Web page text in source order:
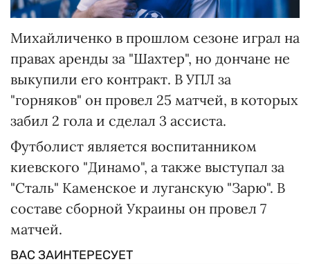
Михайличенко в прошлом сезоне играл на
правах аренды за "Шахтер", но дончане не
выкупили его контракт. В УПЛ за
"горняков" он провел 25 матчей, в которых
забил 2 гола и сделал 3 ассиста.
Футболист является воспитанником
киевского "Динамо", а также выступал за
"Сталь" Каменское и луганскую "Зарю". В
составе сборной Украины он провел 7
матчей.
ВАС ЗАИНТЕРЕСУЕТ